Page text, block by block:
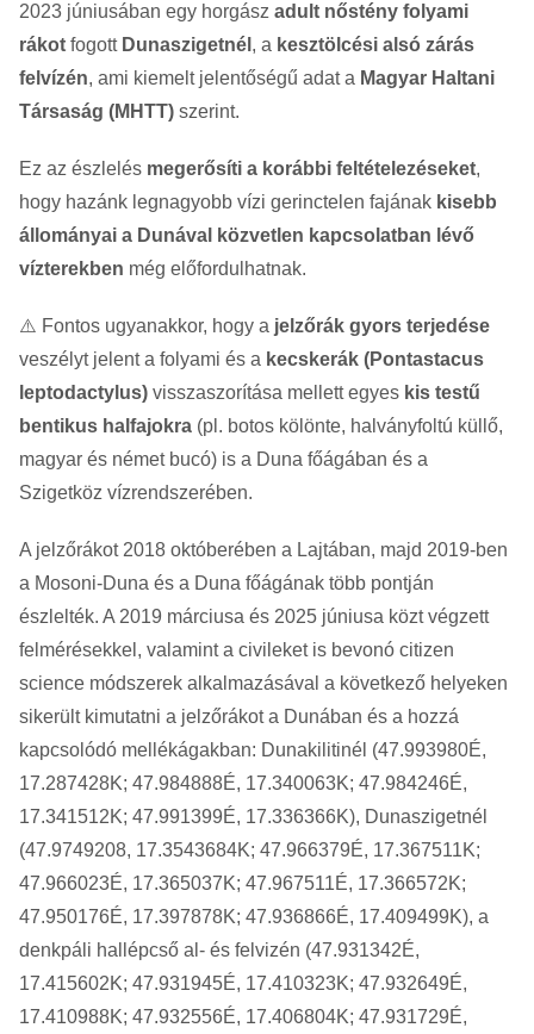
2023 júniusában egy horgász adult nőstény folyami
rákot fogott Dunaszigetnél , a kesztölcési alsó zárás
felvízén, ami kiemelt jelentőségű adat a Magyar Haltani
Társaság (MHTT) szerint.
Ez az észlelés megerősíti a korábbi feltételezéseket,
hogy hazánk legnagyobb vízi gerinctelen fajának kisebb
állományai a Dunával közvetlen kapcsolatban lévő
vízterekben még előfordulhatnak.
⚠️ Fontos ugyanakkor, hogy a jelzőrák gyors terjedése
veszélyt jelent a folyami és a kecskerák (Pontastacus
leptodactylus) visszaszorítása mellett egyes kis testű
bentikus halfajokra (pl. botos kölönte, halványfoltú küllő,
magyar és német bucó) is a Duna főágában és a
Szigetköz vízrendszerében.
A jelzőrákot 2018 októberében a Lajtában, majd 2019-ben
a Mosoni-Duna és a Duna főágának több pontján
észlelték. A 2019 márciusa és 2025 júniusa közt végzett
felmérésekkel, valamint a civileket is bevonó citizen
science módszerek alkalmazásával a következő helyeken
sikerült kimutatni a jelzőrákot a Dunában és a hozzá
kapcsolódó mellékágakban: Dunakilitinél (47.993980É,
17.287428K; 47.984888É, 17.340063K; 47.984246É,
17.341512K; 47.991399É, 17.336366K), Dunaszigetnél
(47.9749208, 17.3543684K; 47.966379É, 17.367511K;
47.966023É, 17.365037K; 47.967511É, 17.366572K;
47.950176É, 17.397878K; 47.936866É, 17.409499K), a
denkpáli hallépcső al- és felvizén (47.931342É,
17.415602K; 47.931945É, 17.410323K; 47.932649É,
17.410988K; 47.932556É, 17.406804K; 47.931729É,